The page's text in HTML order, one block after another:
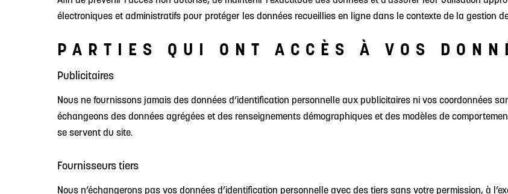
électroniques et administratifs pour protéger les données recueillies en ligne dans le contexte de la gestion
PARTIES QUI ONT ACCÈS À VOS
Publicitaires
Nous ne fournissons jamais des données d’identification personnelle aux publicitaires ni vos coordonnées
échangeons des données agrégées et des renseignements démographiques et des modèles de
se servent du site.
Fournisseurs tiers
Nous n’échangerons pas vos données d’identification personnelle avec des tiers sans votre permission, à